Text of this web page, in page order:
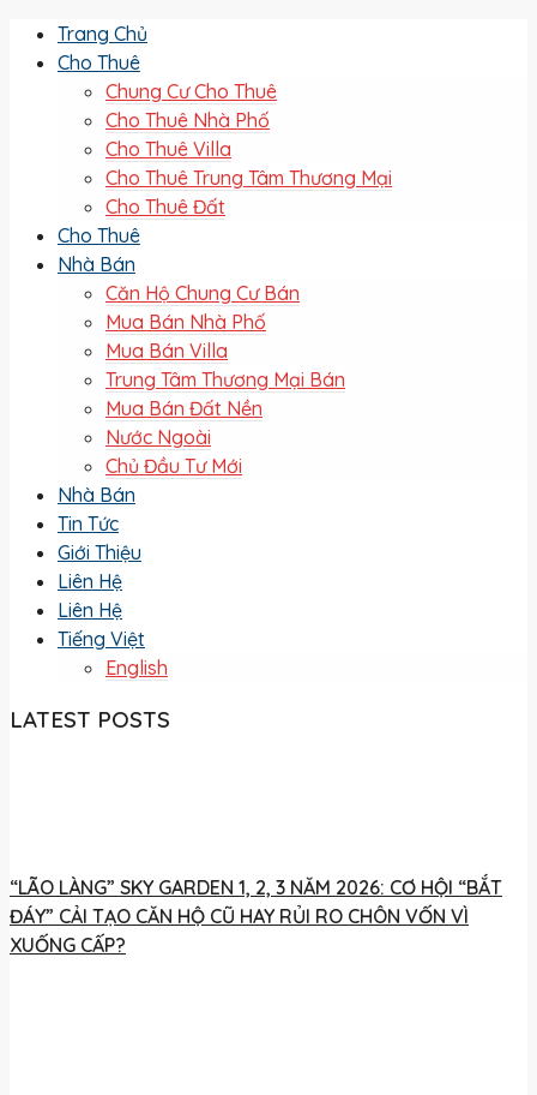
Trang Chủ
Cho Thuê
Chung Cư Cho Thuê
Cho Thuê Nhà Phố
Cho Thuê Villa
Cho Thuê Trung Tâm Thương Mại
Cho Thuê Đất
Cho Thuê
Nhà Bán
Căn Hộ Chung Cư Bán
Mua Bán Nhà Phố
Mua Bán Villa
Trung Tâm Thương Mại Bán
Mua Bán Đất Nền
Nước Ngoài
Chủ Đầu Tư Mới
Nhà Bán
Tin Tức
Giới Thiệu
Liên Hệ
Liên Hệ
Tiếng Việt
English
LATEST POSTS
“LÃO LÀNG” SKY GARDEN 1, 2, 3 NĂM 2026: CƠ HỘI “BẮT
ĐÁY” CẢI TẠO CĂN HỘ CŨ HAY RỦI RO CHÔN VỐN VÌ
XUỐNG CẤP?